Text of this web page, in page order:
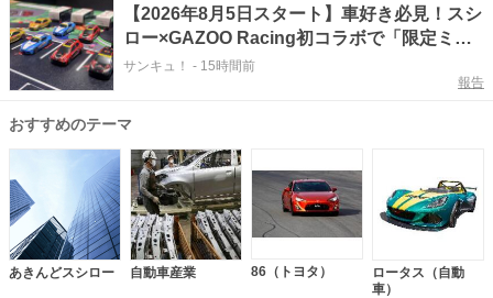
【2026年8月5日スタート】車好き必見！スシ
ロー×GAZOO Racing初コラボで「限定ミニ
カー付き」商品が登場
サンキュ！ - 15時間前
報告
おすすめのテーマ
あきんどスシロー 自動車産業 86（トヨタ）
ロータス（自動
車）